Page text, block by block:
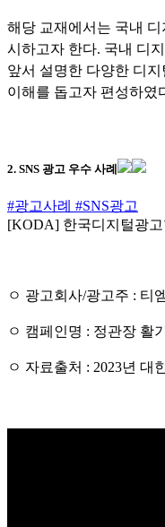
해당 교재에서는 국내
시하고자 한다. 국내 디
앞서 설명한 다양한 디
이해를 돕고자 편성하였
2. SNS 광고 우수 사례
#광고사례 #SNS광고
[KODA] 한국디지털광고
ㅇ 광고회사/광고주 : 티
ㅇ 캠페인명 : 정관장 활
ㅇ 자료출처 : 2023년 대